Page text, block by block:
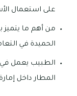
على استعمال
من أهم ما يتميز
الحميدة في
الطبيب يعمل
المطار داخل